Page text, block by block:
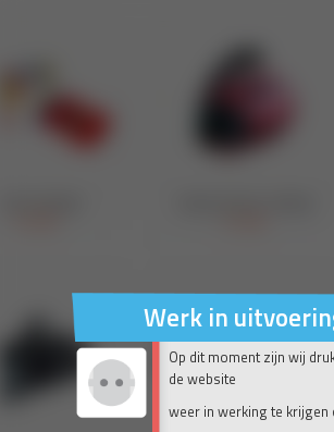
Werk in
Op dit moment zijn wij
de website
weer in werking te krijgen